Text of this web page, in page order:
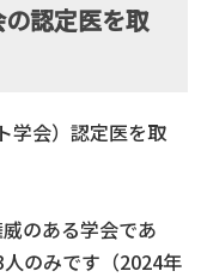
認定医を取
学会）認定医を取
のある学会であ
のみです（2024年